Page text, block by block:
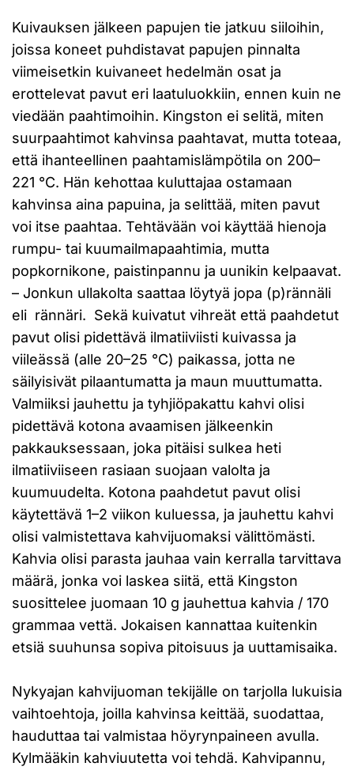
Kuivauksen jälkeen papujen tie jatkuu siiloihin,
joissa koneet puhdistavat papujen pinnalta
viimeisetkin kuivaneet hedelmän osat ja
erottelevat pavut eri laatuluokkiin, ennen kuin ne
viedään paahtimoihin. Kingston ei selitä, miten
suurpaahtimot kahvinsa paahtavat, mutta toteaa,
että ihanteellinen paahtamislämpötila on 200–
221 °C. Hän kehottaa kuluttajaa ostamaan
kahvinsa aina papuina, ja selittää, miten pavut
voi itse paahtaa. Tehtävään voi käyttää hienoja
rumpu- tai kuumailmapaahtimia, mutta
popkornikone, paistinpannu ja uunikin kelpaavat.
– Jonkun ullakolta saattaa löytyä jopa (p)rännäli
eli rännäri. Sekä kuivatut vihreät että paahdetut
pavut olisi pidettävä ilmatiiviisti kuivassa ja
viileässä (alle 20–25 °C) paikassa, jotta ne
säilyisivät pilaantumatta ja maun muuttumatta.
Valmiiksi jauhettu ja tyhjiöpakattu kahvi olisi
pidettävä kotona avaamisen jälkeenkin
pakkauksessaan, joka pitäisi sulkea heti
ilmatiiviiseen rasiaan suojaan valolta ja
kuumuudelta. Kotona paahdetut pavut olisi
käytettävä 1–2 viikon kuluessa, ja jauhettu kahvi
olisi valmistettava kahvijuomaksi välittömästi.
Kahvia olisi parasta jauhaa vain kerralla tarvittava
määrä, jonka voi laskea siitä, että Kingston
suosittelee juomaan 10 g jauhettua kahvia / 170
grammaa vettä. Jokaisen kannattaa kuitenkin
etsiä suuhunsa sopiva pitoisuus ja uuttamisaika.
Nykyajan kahvijuoman tekijälle on tarjolla lukuisia
vaihtoehtoja, joilla kahvinsa keittää, suodattaa,
hauduttaa tai valmistaa höyrynpaineen avulla.
Kylmääkin kahviuutetta voi tehdä. Kahvipannu,